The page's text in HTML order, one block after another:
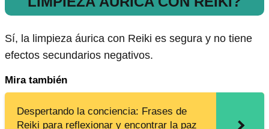
Sí, la limpieza áurica con Reiki es segura y no tiene
efectos secundarios negativos.
Mira también
Despertando la conciencia: Frases de
Reiki para reflexionar y encontrar la paz